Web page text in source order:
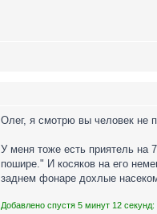
Олег, я смотрю вы человек не
У меня тоже есть приятель на
пошире." И косяков на его
заднем фонаре дохлые
Добавлено спустя 5 минут 12 секунд: